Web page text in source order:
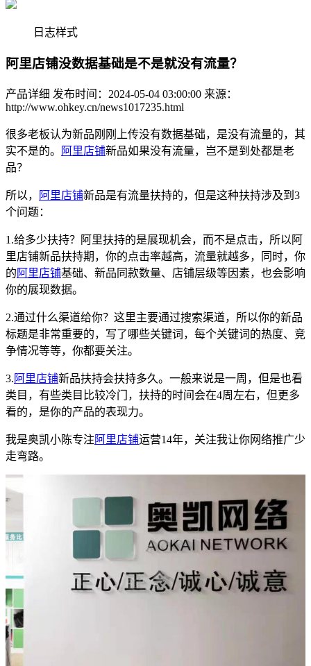
日志样式
阿里店铺没数据基础是不是就没有流量？
产品详细 发布时间：2024-05-04 03:00:00 来源：
http://www.ohkey.cn/news1017235.html
很多老板认为新品刚刚上传没有数据基础，是没有流量的，其
实不是的。
阿里店铺新品如果没有流量，岂不是到处都是老
品？
所以， 阿里店铺新品是有流量扶持的，但是这种扶持涉及到 3
个问题：
1.给多少扶持？阿里扶持的是展现机会，而不是点击，所以阿
里店铺新品扶持期，你的点击率越高，流量就越多，同时，你
的 阿里店铺基础、新品同款数量、店铺层级等因素，也会影响
你的展现数据。
2.通过什么渠道给你？这里主要通过搜索渠道，所以你的新品
标题是非常重要的，写了哪些关键词，每个关键词的热度、竞
争情况等等，你都要关注。
3. 阿里店铺新品扶持会扶持多久。一般来说是一周，但是也看
类目，有些类目比较冷门，扶持的时间会在4周左右，但更多
看的，是你的产品的表现力。
我是奥凯小陈专注 阿里店铺运营14年，关注我让你网络推广少
走弯路。